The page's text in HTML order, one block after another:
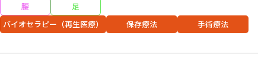
腰
足
バイオセラピー（再生医療）
保存療法 手術療法